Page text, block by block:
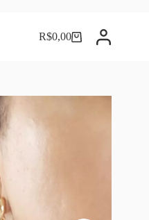
Carrinho
R$0,00